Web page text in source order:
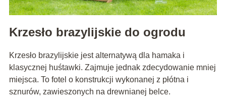
Krzesło brazylijskie do ogrodu
Krzesło brazylijskie jest alternatywą dla hamaka i
klasycznej huśtawki. Zajmuje jednak zdecydowanie mniej
miejsca. To fotel o konstrukcji wykonanej z płótna i
sznurów, zawieszonych na drewnianej belce.